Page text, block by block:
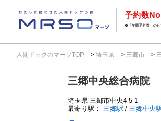
予約数
※「年間予約数」のヒ
人間ドックのマーソTOP 埼玉県 三郷市
三郷中央総合病院
埼玉県 三郷市中央4-5-1
最寄り駅： 三郷駅 / 三郷中央